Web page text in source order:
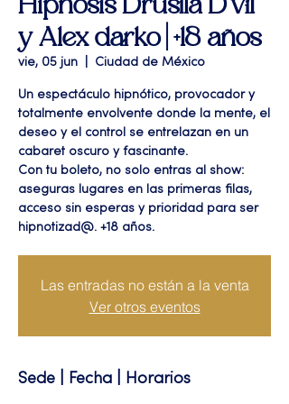
y Alex darko | +18 años
vie, 05 jun Ciudad de México
Un espectáculo hipnótico, provocador y
totalmente envolvente donde la mente, el
deseo y el control se entrelazan en un
cabaret oscuro y fascinante.
Con tu boleto, no solo entras al show:
aseguras lugares en las primeras filas,
acceso sin esperas y prioridad para ser
hipnotizad@. +18 años.
Las entradas no están a la venta
Ver otros eventos
Sede | Fecha | Horarios